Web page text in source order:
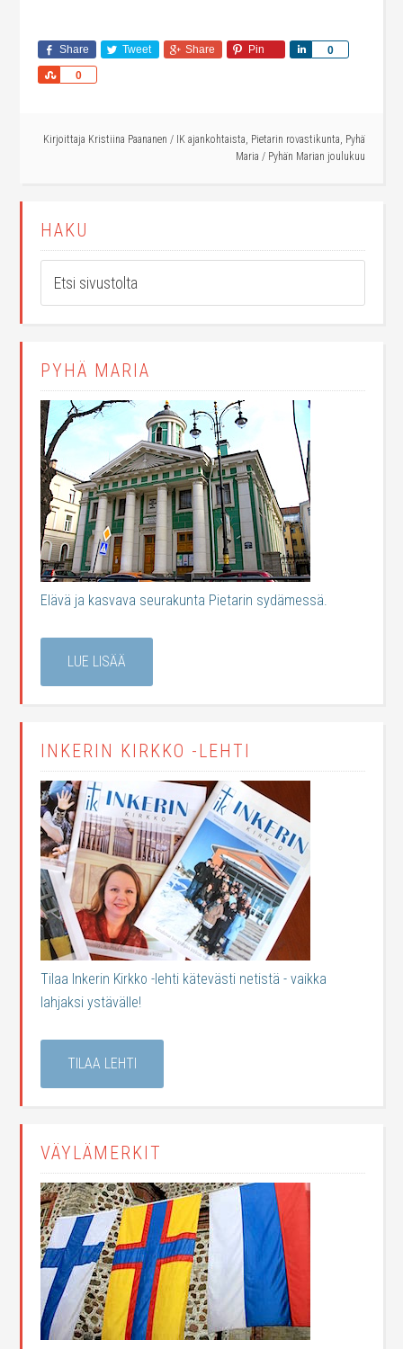
Share Tweet Share Pin 0
Share
0
Share
Kirjoittaja Kristiina Paananen / IK ajankohtaista, Pietarin rovastikunta, Pyhä
Maria / Pyhän Marian joulukuu
HAKU
PYHÄ MARIA
Elävä ja kasvava seurakunta Pietarin sydämessä.
LUE LISÄÄ
INKERIN KIRKKO -LEHTI
Tilaa Inkerin Kirkko -lehti kätevästi netistä - vaikka
lahjaksi ystävälle!
TILAA LEHTI
VÄYLÄMERKIT